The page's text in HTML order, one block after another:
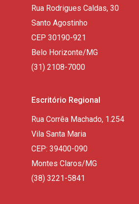
Rua Rodrigues Caldas, 30
Santo Agostinho
CEP 30190-921
Belo Horizonte/MG
(31) 2108-7000
Escritório Regional
Rua Corrêa Machado, 1.254
Vila Santa Maria
CEP: 39400-090
Montes Claros/MG
(38) 3221-5841